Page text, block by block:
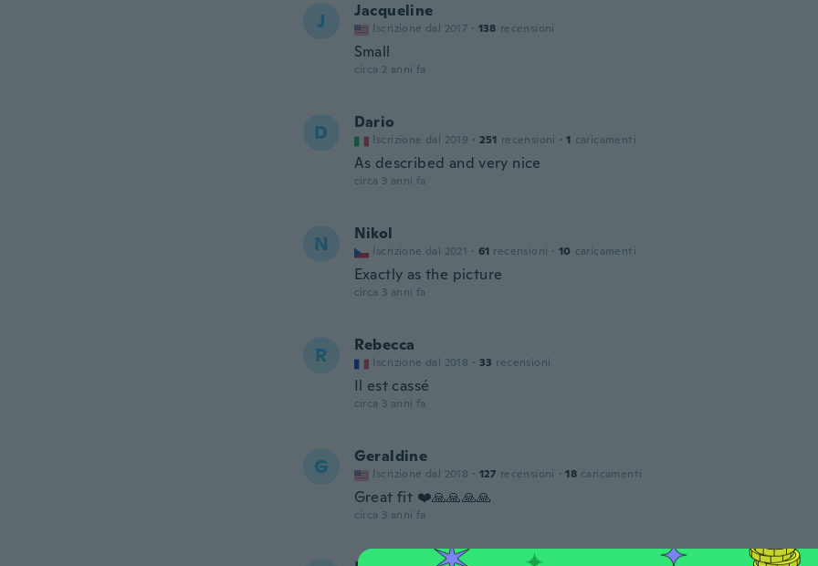
J Jacqueline
Iscrizione dal 2017 · 138 recensioni
Small
circa 2 anni fa
D Dario
Iscrizione dal 2019 · 251 recensioni · 1 caricamenti
As described and very nice
circa 3 anni fa
N Nikol
Iscrizione dal 2021 · 61 recensioni · 10 caricamenti
Exactly as the picture
circa 3 anni fa
R Rebecca
Iscrizione dal 2018 · 33 recensioni
Il est cassé
circa 3 anni fa
G Geraldine
Iscrizione dal 2018 · 127 recensioni · 18 caricamenti
Great fit ❤️🙏🙏🙏🙏
circa 3 anni fa